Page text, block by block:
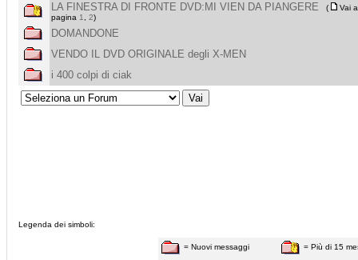
LA FINESTRA DI FRONTE DVD:MI VIEN DA PIANGERE
(
Vai
pagina 1 2)
DOMANDONE
VENDO IL DVD ORIGINALE degli X-MEN
i 400 colpi di ciak
Legenda dei simboli:
= Nuovi messaggi = Più di 15